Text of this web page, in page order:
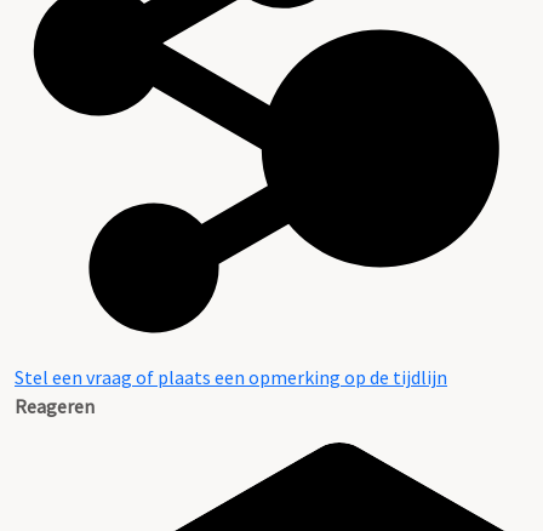
Stel een vraag of plaats een opmerking op de tijdlijn
Reageren